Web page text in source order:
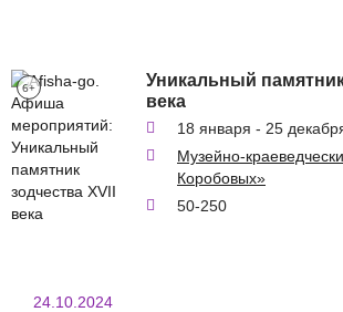
6+
Уникальный памятник
века
18 января - 25
Музейно-
Коробовых»
50-250
24.10.2024